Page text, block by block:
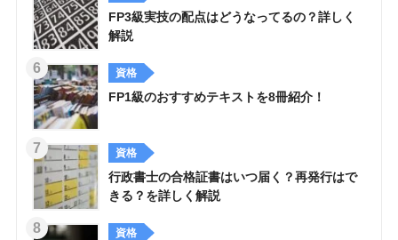
FP3級実技の配点はどうなってるの？詳しく
解説
資格
FP1級のおすすめテキストを8冊紹介！
資格
行政書士の合格証書はいつ届く？再発行はで
きる？を詳しく解説
資格